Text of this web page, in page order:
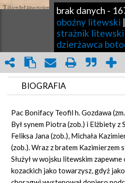
brak danych -
oboźny litewski |
strażnik litewski
dzierżawca
BIOGRAFIA
ARTYKUŁY (1)
GRAF POWIĄZAŃ
DYSKUSJA
Mapa
Pac Bonifacy Teofil h. Gozdawa
Był synem Piotra (zob.) i Elżbiety z
Feliksa Jana (zob.), Michała
(zob.). Wraz z bratem Kazimierzem
Służył w wojsku litewskim
kozackich jako towarzysz, gdyż